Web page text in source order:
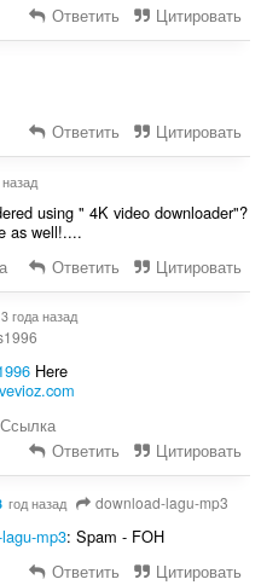
Ответить Цитировать
Ответить Цитировать
using " 4K video downloader"?
as well!....
Ответить Цитировать
3 года назад
Here
Ссылка
Ответить
Цитировать
год назад download-lagu-mp3
mp3: Spam - FOH
Ответить Цитировать